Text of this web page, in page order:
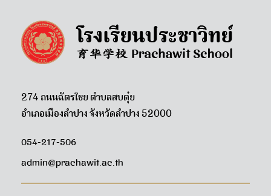
274 ถนนฉัตรไชย ตำบลสบตุ๋ย
อำเภอเมืองลำปาง จังหวัดลำปาง 52000
054-217-506
admin@prachawit.ac.th